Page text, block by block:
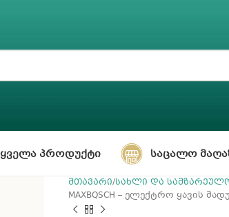
ᲧᲕᲔᲚᲐ ᲞᲠᲝᲓᲣᲥᲢᲘ ᲡᲐᲪᲐᲚᲝ
მთავარი სახლი და
MAXBQSCH – ელექტრო ყავის